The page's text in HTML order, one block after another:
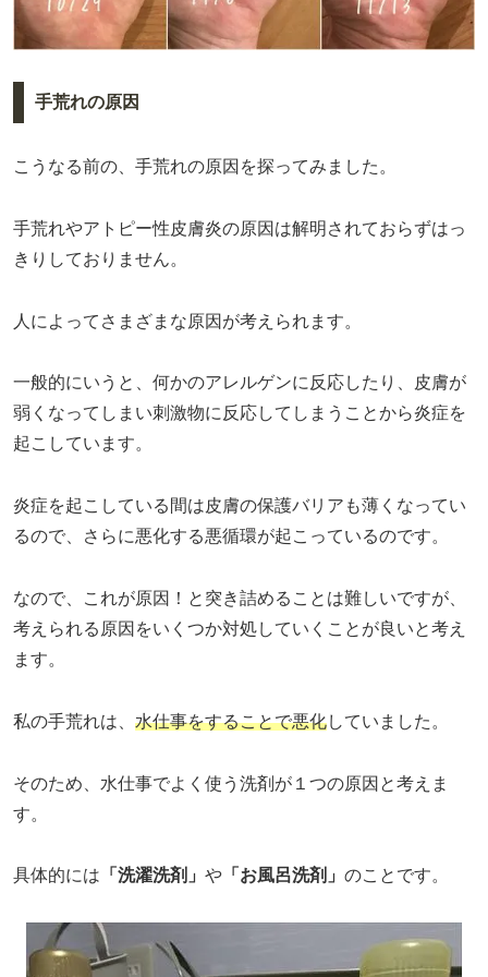
手荒れの原因
こうなる前の、手荒れの原因を探ってみました。
手荒れやアトピー性皮膚炎の原因は解明されておらずはっ
きりしておりません。
人によってさまざまな原因が考えられます。
一般的にいうと、何かのアレルゲンに反応したり、皮膚が
弱くなってしまい刺激物に反応してしまうことから炎症を
起こしています。
炎症を起こしている間は皮膚の保護バリアも薄くなってい
るので、さらに悪化する悪循環が起こっているのです。
なので、これが原因！と突き詰めることは難しいですが、
考えられる原因をいくつか対処していくことが良いと考え
ます。
私の手荒れは、 水仕事をすることで悪化していました。
そのため、水仕事でよく使う洗剤が１つの原因と考えま
す。
具体的には 「洗濯洗剤」 や 「お風呂洗剤」 のことです。